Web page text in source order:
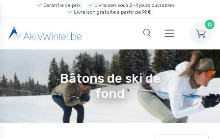
Garantie de prix
Livraison sous 2-4 jours ouvrables
Livraison gratuite à partir de 99 €.
0
Bâtons de ski de
fond